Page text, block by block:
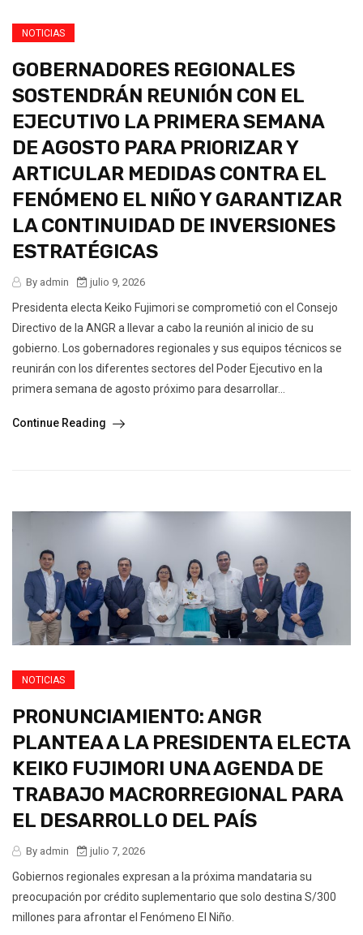
NOTICIAS
GOBERNADORES REGIONALES
SOSTENDRÁN REUNIÓN CON EL
EJECUTIVO LA PRIMERA SEMANA
DE AGOSTO PARA PRIORIZAR Y
ARTICULAR MEDIDAS CONTRA EL
FENÓMENO EL NIÑO Y GARANTIZAR
LA CONTINUIDAD DE INVERSIONES
ESTRATÉGICAS
By admin julio 9, 2026
Presidenta electa Keiko Fujimori se comprometió con el Consejo
Directivo de la ANGR a llevar a cabo la reunión al inicio de su
gobierno. Los gobernadores regionales y sus equipos técnicos se
reunirán con los diferentes sectores del Poder Ejecutivo en la
primera semana de agosto próximo para desarrollar...
Continue Reading
NOTICIAS
PRONUNCIAMIENTO: ANGR
PLANTEA A LA PRESIDENTA ELECTA
KEIKO FUJIMORI UNA AGENDA DE
TRABAJO MACRORREGIONAL PARA
EL DESARROLLO DEL PAÍS
By admin julio 7, 2026
Gobiernos regionales expresan a la próxima mandataria su
preocupación por crédito suplementario que solo destina S/300
millones para afrontar el Fenómeno El Niño.